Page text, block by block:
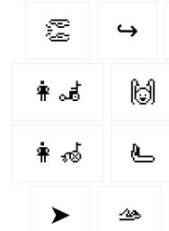
👏 ↪
👩‍🦼‍ 🙌
👩‍🦽‍ 🫷
➤ 🫴